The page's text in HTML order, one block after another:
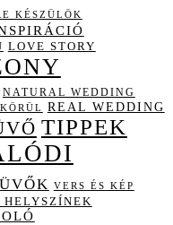
KÉSZÜLÖK
LOVE STORY
NATURAL WEDDING
REAL WEDDING
TIPPEK
VERS ÉS KÉP